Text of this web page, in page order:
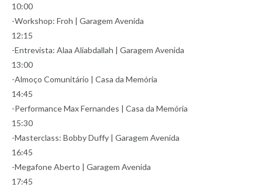
10:00
-Workshop: Froh | Garagem Avenida
12:15
-Entrevista: Alaa Aliabdallah | Garagem Avenida
13:00
-Almoço Comunitário | Casa da Memória
14:45
-Performance Max Fernandes | Casa da Memória
15:30
-Masterclass: Bobby Duffy | Garagem Avenida
16:45
-Megafone Aberto | Garagem Avenida
17:45